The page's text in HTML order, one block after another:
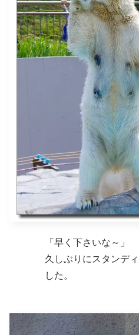
「早く下さいな～」
久しぶりにスタンデ
した。